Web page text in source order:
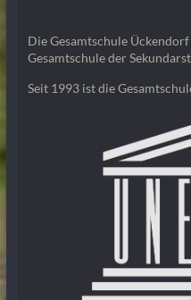
Die Gesamtschule
Gesamtschule der
Seit 1993 ist die